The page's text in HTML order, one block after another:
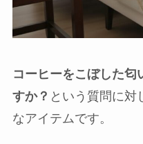
コーヒーをこぼした匂
すか？ という質問に対
なアイテムです。